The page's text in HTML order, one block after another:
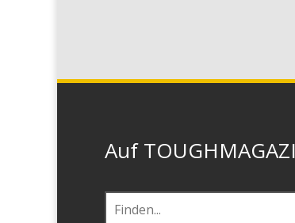
Auf